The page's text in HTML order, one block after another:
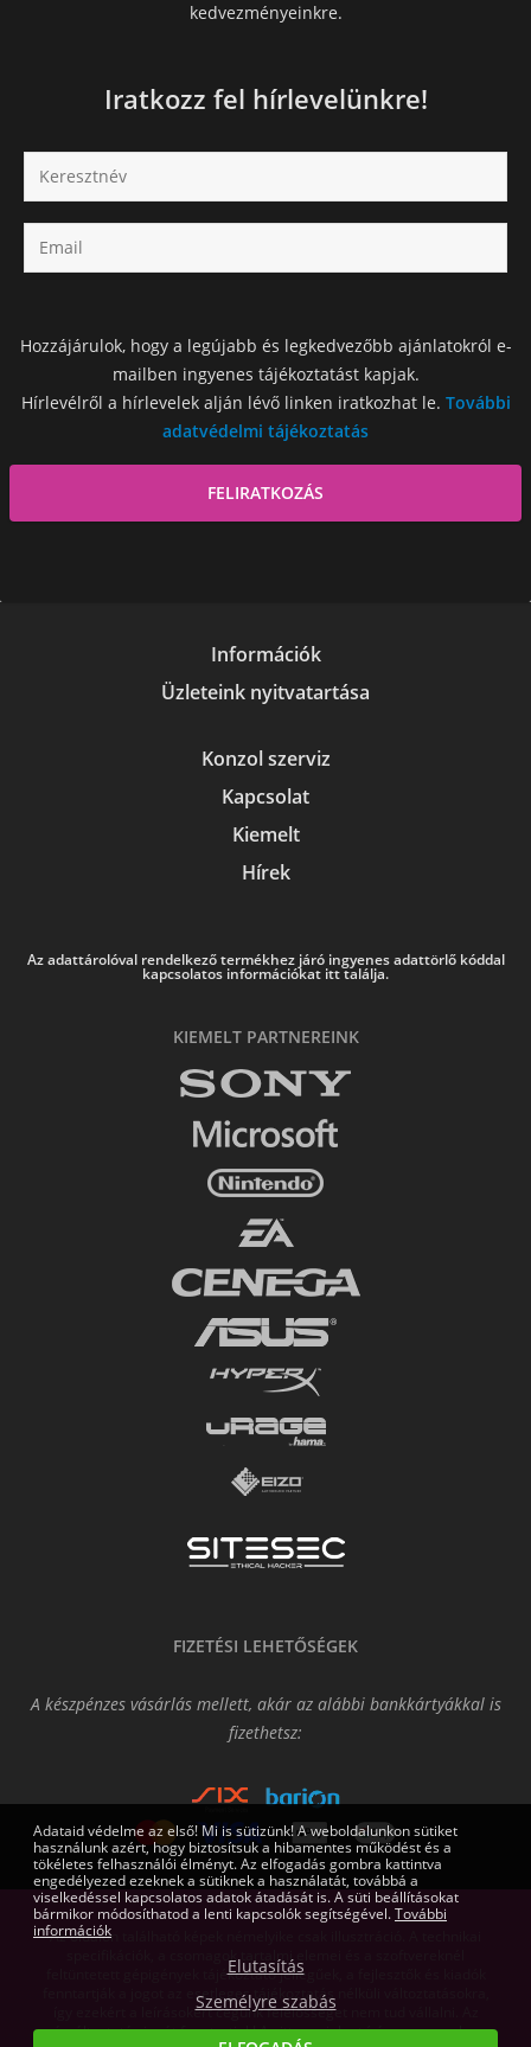
kedvezményeinkre.
Iratkozz fel hírlevelünkre!
Hozzájárulok, hogy a legújabb és legkedvezőbb ajánlatokról e-
mailben ingyenes tájékoztatást kapjak.
Hírlevélről a hírlevelek alján lévő linken iratkozhat le. További
adatvédelmi tájékoztatás
Információk
Üzleteink nyitvatartása
Konzol szerviz
Kapcsolat
Kiemelt
Hírek
Az adattárolóval rendelkező termékhez járó ingyenes adattörlő kóddal
kapcsolatos információkat itt találja.
KIEMELT PARTNEREINK
FIZETÉSI LEHETŐSÉGEK
A készpénzes vásárlás mellett, akár az alábbi bankkártyákkal is
fizethetsz:
Az oldalon található képek némelyike csak illusztráció. A technikai
specifikációk, a csomagok tartalmi elemei és a szoftvereknél
feltüntetett gépigények tájékoztató jellegűek, a fejlesztők és kiadók
fenntartják a jogot az esetleges tájékoztatás nélküli változtatásokra,
így ezekért a leírásokért cégünk felelősséget nem tud vállalni. Az
árváltoztatás jogát fenntartjuk! Az itt megjelent írásos anyagok a
Adataid védelme az első! Mi is sütizünk! A weboldalunkon sütiket
használunk azért, hogy biztosítsuk a hibamentes működést és a
tökéletes felhasználói élményt. Az elfogadás gombra kattintva
engedélyezed ezeknek a sütiknek a használatát, továbbá a
viselkedéssel kapcsolatos adatok átadását is. A süti beállításokat
bármikor módosíthatod a lenti kapcsolók segítségével.További
információk
Elutasítás
Személyre szabás